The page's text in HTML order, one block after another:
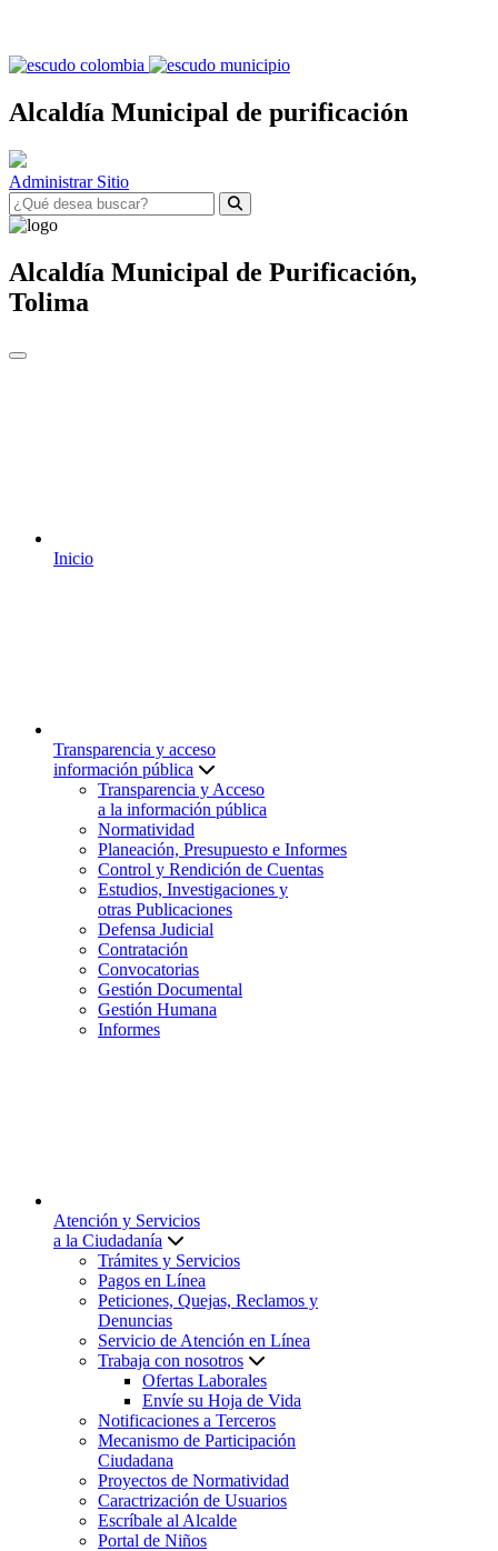
Alcaldía Municipal de purificación
Administrar Sitio
Alcaldía Municipal de Purificación,
Tolima
Inicio
Transparencia y acceso
información pública
Transparencia y Acceso
a la información pública
Normatividad
Planeación, Presupuesto e Informes
Control y Rendición de Cuentas
Estudios, Investigaciones y
otras Publicaciones
Defensa Judicial
Contratación
Convocatorias
Gestión Documental
Gestión Humana
Informes
Atención y Servicios
a la Ciudadanía
Trámites y Servicios
Pagos en Línea
Peticiones, Quejas, Reclamos y
Denuncias
Servicio de Atención en Línea
Trabaja con nosotros
Ofertas Laborales
Envíe su Hoja de Vida
Notificaciones a Terceros
Mecanismo de Participación
Ciudadana
Proyectos de Normatividad
Caractrización de Usuarios
Escríbale al Alcalde
Portal de Niños